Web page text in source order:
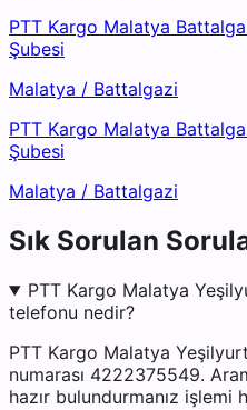
PTT Kargo Malatya
Şubesi
Malatya / Battalgazi
PTT Kargo Malatya
Şubesi
Malatya / Battalgazi
Sık Sorulan
PTT Kargo Malatya
telefonu nedir?
PTT Kargo Malatya
numarası 4222375549.
hazır bulundurmanız işlemi